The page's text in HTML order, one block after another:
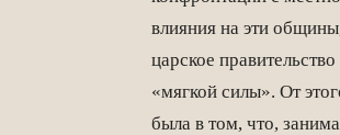
влияния на эти
царское
«мягкой силы». От
была в том, что,